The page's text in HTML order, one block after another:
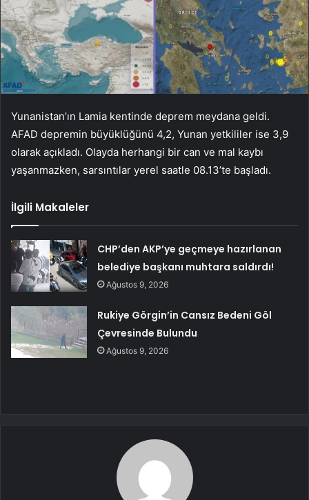
Yunanistan’ın Lamia kentinde deprem meydana geldi.
AFAD depremin büyüklüğünü 4,2, Yunan yetkililer ise 3,9
olarak açıkladı. Olayda herhangi bir can ve mal kaybı
yaşanmazken, sarsıntılar yerel saatle 08.13’te başladı.
İlgili Makaleler
CHP’den AKP’ye geçmeye hazırlanan
belediye başkanı muhtara saldırdı!
Ağustos 9, 2026
Rukiye Görgin’in Cansız Bedeni Göl
Çevresinde Bulundu
Ağustos 9, 2026